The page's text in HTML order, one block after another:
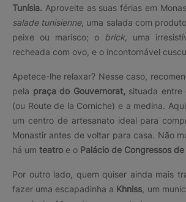
Tunísia. Aproveite as suas férias em
salade tunisienne, uma salada com
peixe ou marisco; o brick, uma
recheada com ovo, e o incontornável
Apetece-lhe relaxar? Nesse caso,
pela praça do Gouvernorat, situada entre
(ou Route de la Corniche) e a medina.
um centro de artesanato ideal para
Monastir antes de voltar para casa. Não
há um teatro e o Palácio de Congressos de
Por outro lado, quem quiser ainda mais
fazer uma escapadinha a Khniss , um